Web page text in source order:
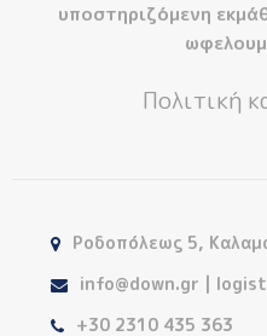
υποστηριζόμενη
Πολιτική
Ροδοπόλεως 5,
info@down.gr |
+30 2310 435 363